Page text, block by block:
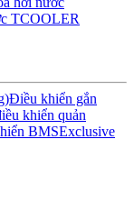
TCOOLER
Điều khiển gắn
khiển quản
BMSExclusive